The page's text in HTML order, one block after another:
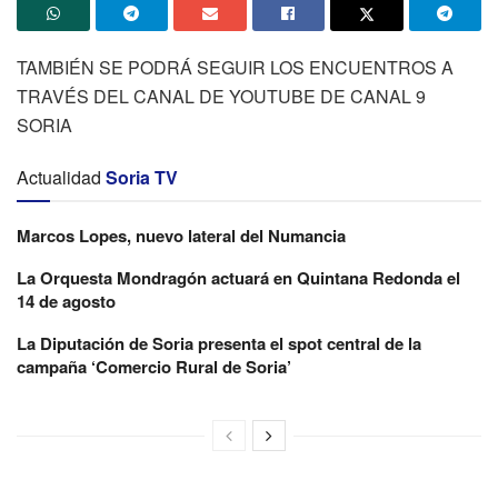
TAMBIÉN SE PODRÁ SEGUIR LOS ENCUENTROS A
TRAVÉS DEL CANAL DE YOUTUBE DE CANAL 9
SORIA
Actualidad Soria TV
Marcos Lopes, nuevo lateral del Numancia
La Orquesta Mondragón actuará en Quintana Redonda el
14 de agosto
La Diputación de Soria presenta el spot central de la
campaña ‘Comercio Rural de Soria’